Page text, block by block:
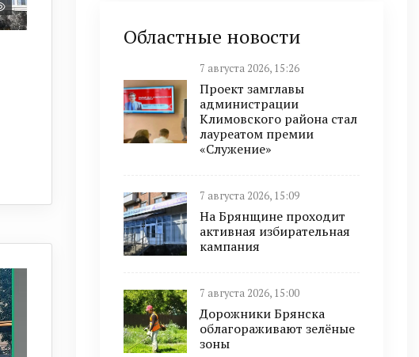
Областные новости
7 августа 2026, 15:26
Проект замглавы
администрации
Климовского района стал
лауреатом премии
«Служение»
7 августа 2026, 15:09
На Брянщине проходит
активная избирательная
кампания
7 августа 2026, 15:00
Дорожники Брянска
облагораживают зелёные
зоны